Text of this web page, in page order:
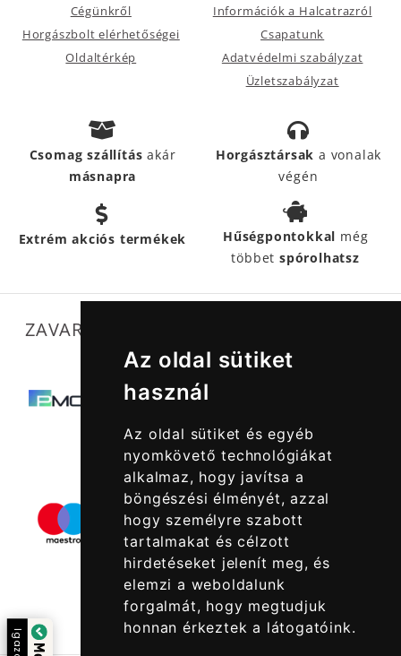
Az oldal sütiket
használ
Az oldal sütiket és egyéb
nyomkövető technológiákat
alkalmaz, hogy javítsa a
böngészési élményét, azzal
hogy személyre szabott
tartalmakat és célzott
hirdetéseket jelenít meg, és
elemzi a weboldalunk
forgalmát, hogy megtudjuk
honnan érkeztek a látogatóink.
Cégünkről
Horgászbolt elérhetőségei
Oldaltérkép
Információk a Halcatrazról
Csapatunk
Adatvédelmi szabályzat
Üzletszabályzat
Csomag szállításakár
másnapra
Horgásztársak a vonalak
végén
Extrém akciós termékek Hűségpontokkal még
többetspórolhatsz
ZAVARTALAN MŰKÖDÉSÜNKET SEGÍTIK